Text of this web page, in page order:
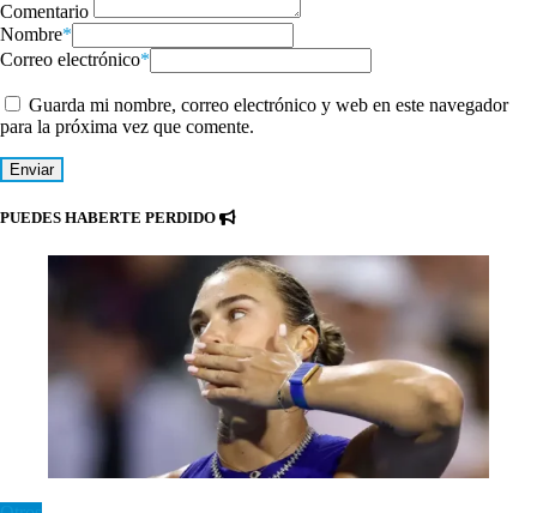
Comentario
Nombre*
Correo electrónico*
Guarda mi nombre, correo electrónico y web en este navegador
para la próxima vez que comente.
PUEDES HABERTE PERDIDO